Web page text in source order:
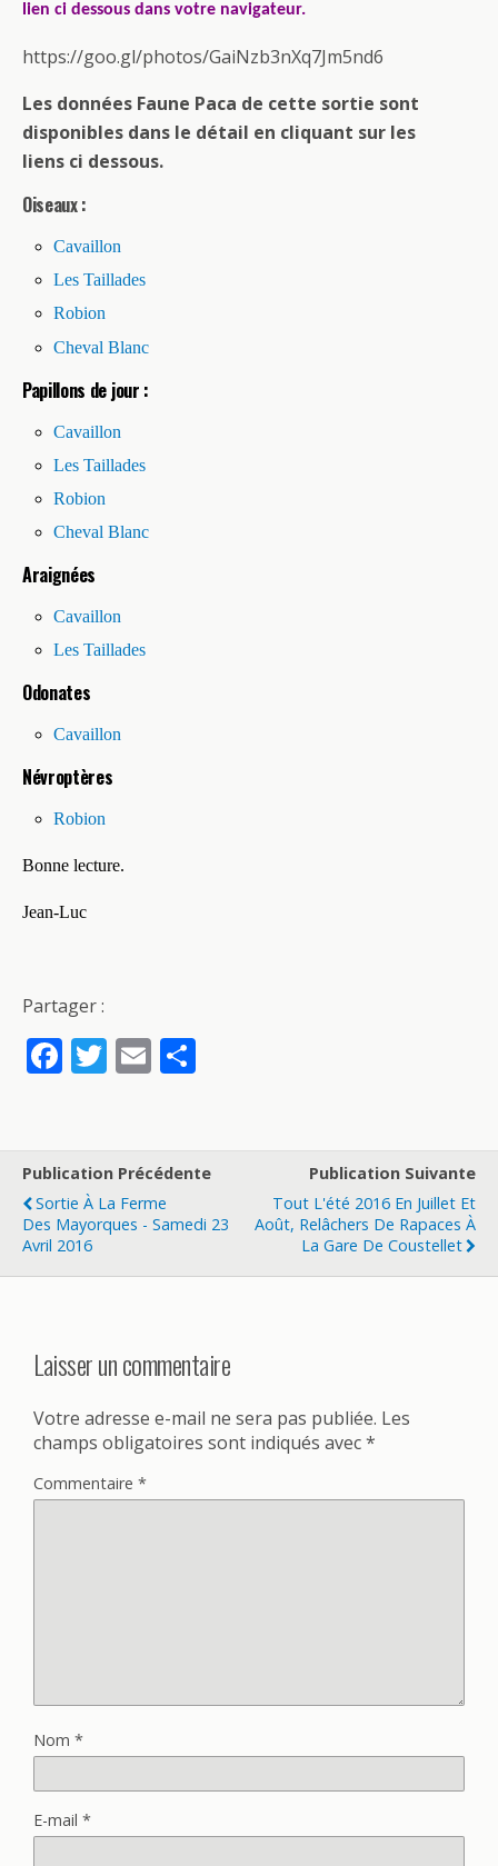
lien ci dessous dans votre navigateur.
https://goo.gl/photos/GaiNzb3nXq7Jm5nd6
Les données Faune Paca de cette sortie sont
disponibles dans le détail en cliquant sur les
liens ci dessous.
Oiseaux :
Cavaillon
Les Taillades
Robion
Cheval Blanc
Papillons de jour :
Cavaillon
Les Taillades
Robion
Cheval Blanc
Araignées
Cavaillon
Les Taillades
Odonates
Cavaillon
Névroptères
Robion
Bonne lecture.
Jean-Luc
Partager :
F
b
o
o
k
T
er
E
l g
Publication Précédente
Sortie À La Ferme
Des Mayorques - Samedi 23
Avril 2016
Publication Suivante
Tout L'été 2016 En Juillet Et
Août, Relâchers De Rapaces À
La Gare De Coustellet
Laisser un commentaire
Votre adresse e-mail ne sera pas publiée. Les
champs obligatoires sont indiqués avec*
Commentaire *
Nom *
E-mail *